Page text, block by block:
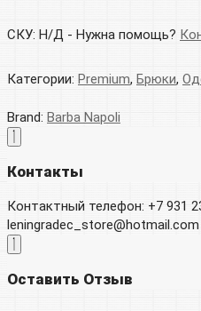
СКУ: Н/Д - Нужна помощь?
Категории: Premium, Брюки,
Brand: Barba Napoli
Контакты
Контактный телефон: +7 931
leningradec_store@hotmail.com
Оставить Отзыв